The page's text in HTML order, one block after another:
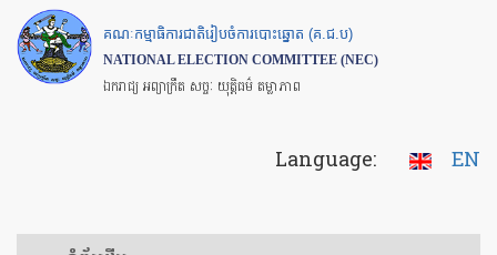
Skip
to
main
គណៈកម្មាធិការជាតិរៀបចំការបោះឆ្នោត (គ.ជ.ប)
NATIONAL ELECTION COMMITTEE (NEC)
ឯករាជ្យ អព្យាក្រឹត សច្ចៈ យុត្តិធម៌ តម្លាភាព
Language: EN